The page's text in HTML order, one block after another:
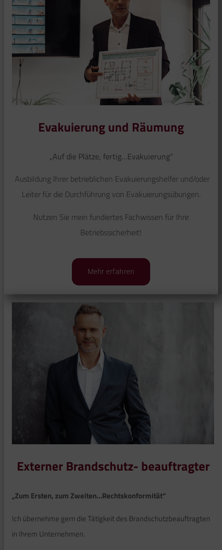
Evakuierung und Räumung
„Auf die Plätze, fertig…Evakuierung“
Ausbildung Ihrer betrieblichen Evakuierungshelfer und/oder
Leiter für die Durchführung von Evakuierungsübungen.
Nutzen Sie mein fundiertes Fachwissen für Ihre
Betriebssicherheit!
Mehr erfahren
Externer Brandschutz- beauftragter
„Zum Ersten, zum Zweiten…Rechtskonformität“
Ich übernehme gern die Tätigkeit des Brandschutzbeauftragten
in Ihrem Unternehmen.